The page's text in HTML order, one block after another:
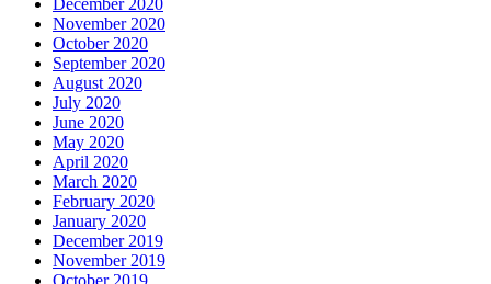
December 2020
November 2020
October 2020
September 2020
August 2020
July 2020
June 2020
May 2020
April 2020
March 2020
February 2020
January 2020
December 2019
November 2019